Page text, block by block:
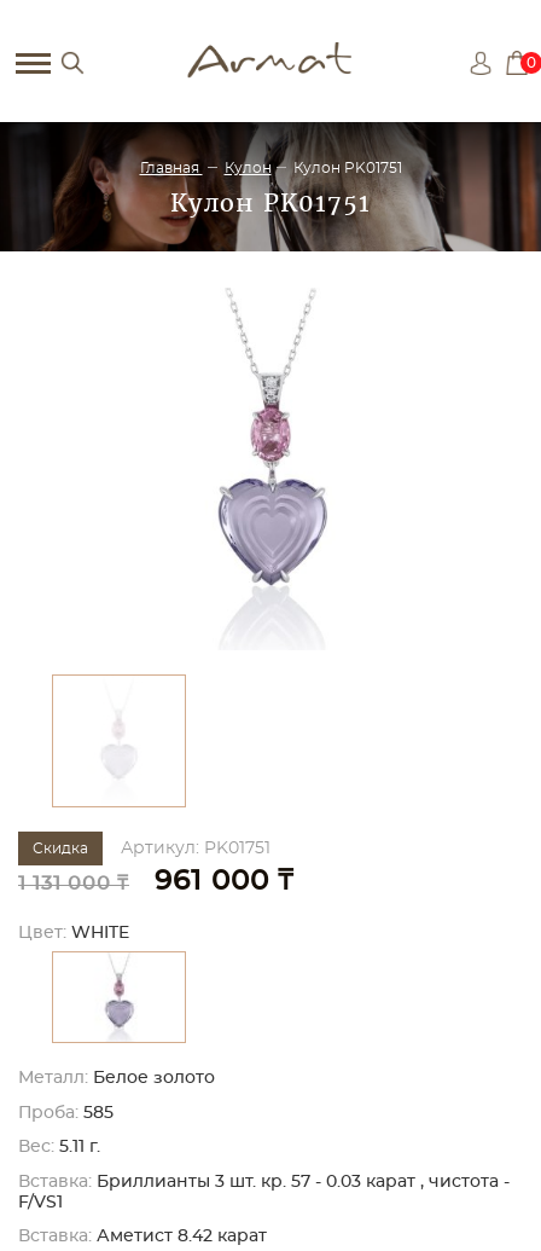
0
Главная Кулон Кулон PK01751
Кулон PK01751
Скидка Артикул: PK01751
1 131 000 ₸ 961 000 ₸
Цвет: WHITE
Металл: Белое золото
Проба: 585
Вес: 5.11 г.
Вставка: Бриллианты 3 шт. кр. 57 - 0.03 карат , чистота -
F/VS1
Вставка: Аметист 8.42 карат